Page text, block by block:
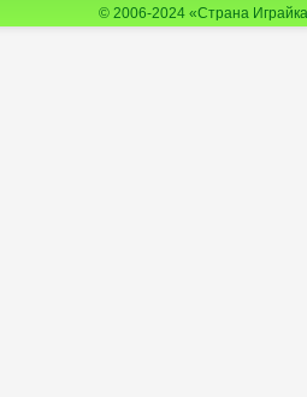
© 2006-2024 «Страна